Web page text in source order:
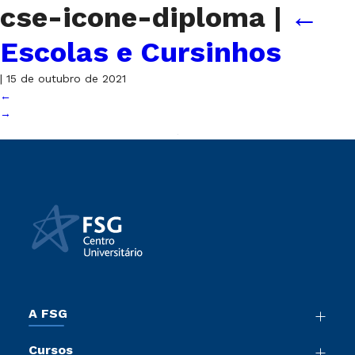
cse-icone-diploma | ←
Escolas e Cursinhos
| 15 de outubro de 2021
←
→
A FSG
Cursos